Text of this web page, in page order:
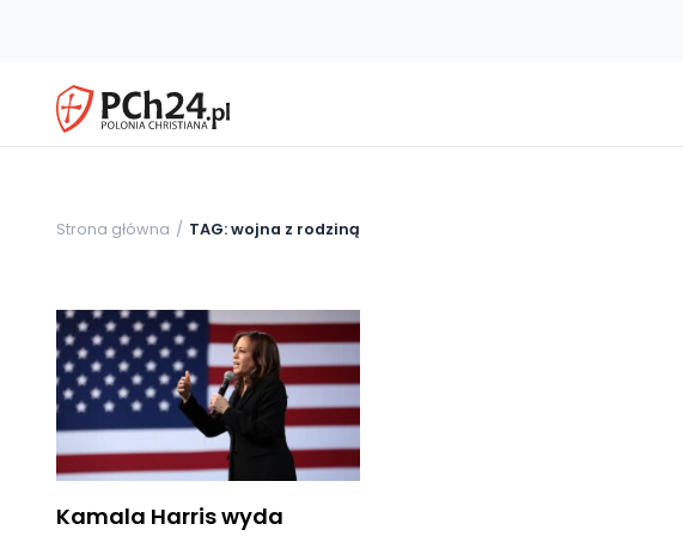
Strona główna TAG: wojna z rodziną
Kamala Harris wyda